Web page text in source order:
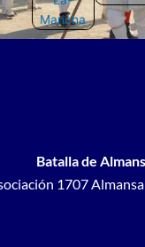
Batalla de
1707